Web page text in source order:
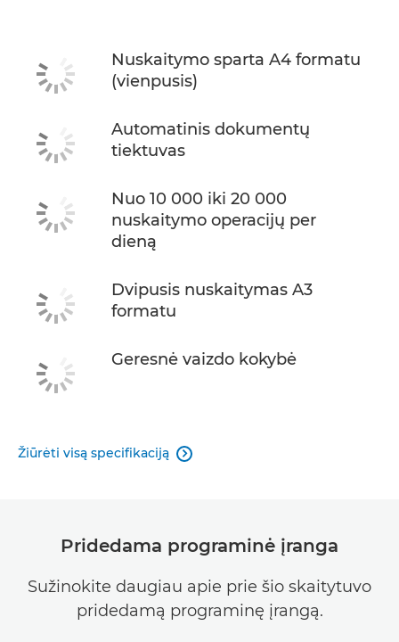
Nuskaitymo sparta A4 formatu
(vienpusis)
Automatinis dokumentų
tiektuvas
Nuo 10 000 iki 20 000
nuskaitymo operacijų per
dieną
Dvipusis nuskaitymas A3
formatu
Geresnė vaizdo kokybė
Žiūrėti visą specifikaciją 
Pridedama programinė įranga
Sužinokite daugiau apie prie šio skaitytuvo
pridedamą programinę įrangą.